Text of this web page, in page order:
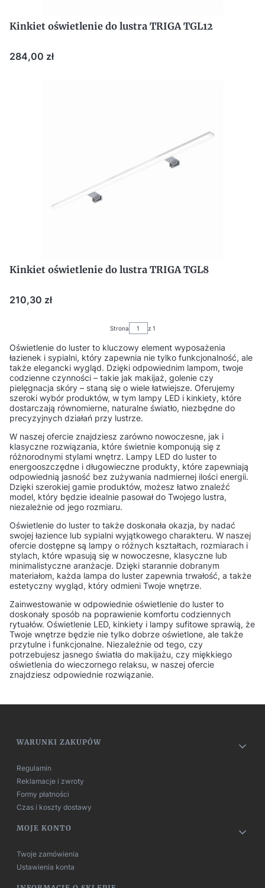
Kinkiet oświetlenie do lustra TRIGA TGL12
Cena
284,00 zł
Kinkiet oświetlenie do lustra TRIGA TGL8
Cena
210,30 zł
Strona z 1
Oświetlenie do luster to kluczowy element wyposażenia
łazienek i sypialni, który zapewnia nie tylko funkcjonalność, ale
także elegancki wygląd. Dzięki odpowiednim lampom, twoje
codzienne czynności – takie jak makijaż, golenie czy
pielęgnacja skóry – staną się o wiele łatwiejsze. Oferujemy
szeroki wybór produktów, w tym lampy LED i kinkiety, które
dostarczają równomierne, naturalne światło, niezbędne do
precyzyjnych działań przy lustrze.
W naszej ofercie znajdziesz zarówno nowoczesne, jak i
klasyczne rozwiązania, które świetnie komponują się z
różnorodnymi stylami wnętrz. Lampy LED do luster to
energooszczędne i długowieczne produkty, które zapewniają
odpowiednią jasność bez zużywania nadmiernej ilości energii.
Dzięki szerokiej gamie produktów, możesz łatwo znaleźć
model, który będzie idealnie pasował do Twojego lustra,
niezależnie od jego rozmiaru.
Oświetlenie do luster to także doskonała okazja, by nadać
swojej łazience lub sypialni wyjątkowego charakteru. W naszej
ofercie dostępne są lampy o różnych kształtach, rozmiarach i
stylach, które wpasują się w nowoczesne, klasyczne lub
minimalistyczne aranżacje. Dzięki starannie dobranym
materiałom, każda lampa do luster zapewnia trwałość, a także
estetyczny wygląd, który odmieni Twoje wnętrze.
Zainwestowanie w odpowiednie oświetlenie do luster to
doskonały sposób na poprawienie komfortu codziennych
rytuałów. Oświetlenie LED, kinkiety i lampy sufitowe sprawią, że
Twoje wnętrze będzie nie tylko dobrze oświetlone, ale także
przytulne i funkcjonalne. Niezależnie od tego, czy
potrzebujesz jasnego światła do makijażu, czy miękkiego
oświetlenia do wieczornego relaksu, w naszej ofercie
znajdziesz odpowiednie rozwiązanie.
Linki w stopce
WARUNKI ZAKUPÓW
Regulamin
Reklamacje i zwroty
Formy płatności
Czas i koszty dostawy
MOJE KONTO
Twoje zamówienia
Ustawienia konta